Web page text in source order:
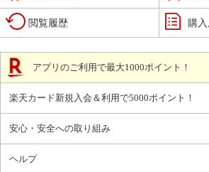
閲覧履歴 購
アプリのご利用で最大1000ポイント！
楽天カード新規入会＆利用で5000ポイント！
安心・安全への取り組み
ヘルプ